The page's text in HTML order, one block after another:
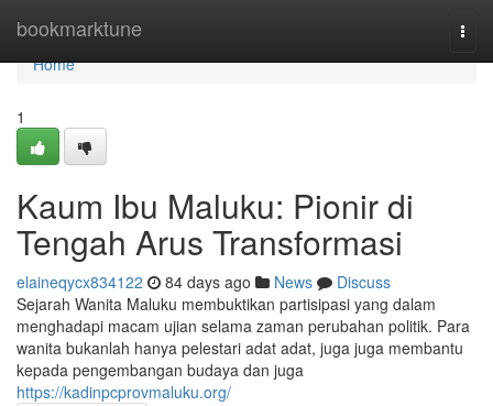
bookmarktune
Home
Home
1
Kaum Ibu Maluku: Pionir di
Tengah Arus Transformasi
elaineqycx834122 84 days ago News
Discuss
Sejarah Wanita Maluku membuktikan partisipasi yang dalam
menghadapi macam ujian selama zaman perubahan politik. Para
wanita bukanlah hanya pelestari adat adat, juga juga membantu
kepada pengembangan budaya dan juga
https://kadinpcprovmaluku.org/